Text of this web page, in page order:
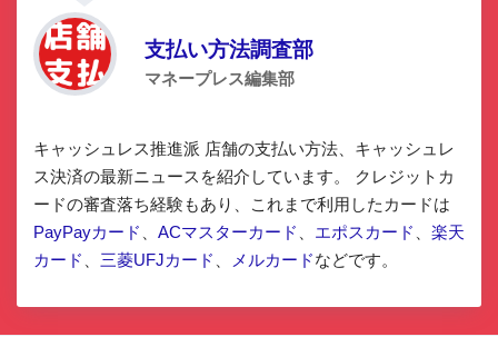
支払い方法調査部
マネープレス編集部
キャッシュレス推進派 店舗の支払い方法、キャッシュレ
ス決済の最新ニュースを紹介しています。 クレジットカ
ードの審査落ち経験もあり、これまで利用したカードは
PayPayカード
ACマスターカード エポスカード
楽天
カード
三菱UFJカード メルカードなどです。